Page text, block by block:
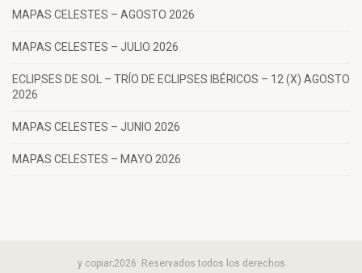
MAPAS CELESTES – AGOSTO 2026
MAPAS CELESTES – JULIO 2026
ECLIPSES DE SOL – TRÍO DE ECLIPSES IBÉRICOS – 12 (X) AGOSTO
2026
MAPAS CELESTES – JUNIO 2026
MAPAS CELESTES – MAYO 2026
y copiar;2026 .Reservados todos los derechos